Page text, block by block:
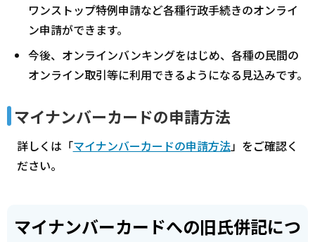
ワンストップ特例申請など各種行政手続きのオンライ
ン申請ができます。
今後、オンラインバンキングをはじめ、各種の民間の
オンライン取引等に利用できるようになる見込みです。
マイナンバーカードの申請方法
詳しくは「マイナンバーカードの申請方法」をご確認く
ださい。
マイナンバーカードへの旧氏併記につ